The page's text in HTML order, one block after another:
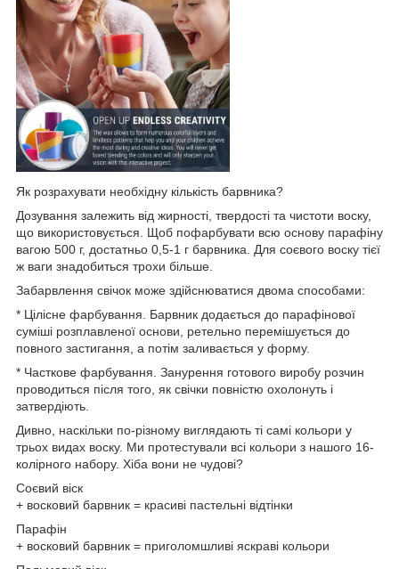
Як розрахувати необхідну кількість барвника?
Дозування залежить від жирності, твердості та чистоти воску,
що використовується. Щоб пофарбувати всю основу парафіну
вагою 500 г, достатньо 0,5-1 г барвника. Для соєвого воску тієї
ж ваги знадобиться трохи більше.
Забарвлення свічок може здійснюватися двома способами:
* Цілісне фарбування. Барвник додається до парафінової
суміші розплавленої основи, ретельно перемішується до
повного застигання, а потім заливається у форму.
* Часткове фарбування. Занурення готового виробу розчин
проводиться після того, як свічки повністю охолонуть і
затвердіють.
Дивно, наскільки по-різному виглядають ті самі кольори у
трьох видах воску. Ми протестували всі кольори з нашого 16-
колірного набору. Хіба вони не чудові?
Соєвий віск
+ восковий барвник = красиві пастельні відтінки
Парафін
+ восковий барвник = приголомшливі яскраві кольори